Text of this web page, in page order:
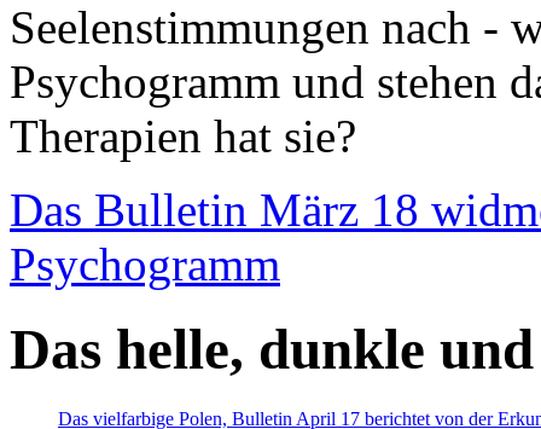
Seelenstimmungen nach -
Psychogramm und stehen
Therapien hat sie?
Das Bulletin März 18
Psychogramm
Das helle, dunkle
Das vielfarbige Polen, Bulletin April 17 berichtet von der